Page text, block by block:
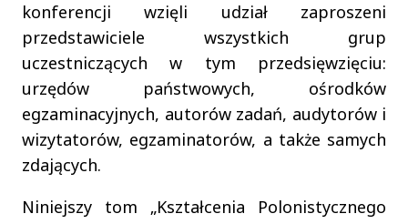
konferencji wzięli udział zaproszeni
przedstawiciele wszystkich grup
uczestniczących w tym przedsięwzięciu:
urzędów państwowych, ośrodków
egzaminacyjnych, autorów zadań, audytorów i
wizytatorów, egzaminatorów, a także samych
zdających.
Niniejszy tom „Kształcenia Polonistycznego